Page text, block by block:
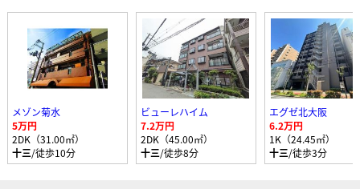
メゾン菊水
5万円
2DK（31.00㎡）
十三/徒歩10分
ビューレハイム
7.2万円
2DK（45.00㎡）
十三/徒歩8分
エグゼ北大阪
6.2万円
1K（24.45㎡）
十三/徒歩3分